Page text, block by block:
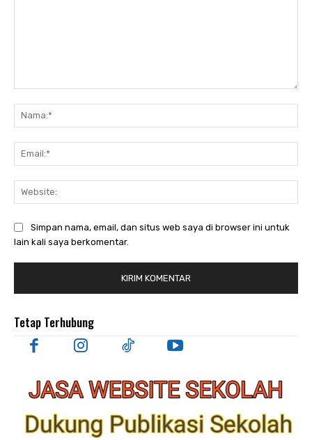
Simpan nama, email, dan situs web saya di browser ini untuk
lain kali saya berkomentar.
Tetap Terhubung